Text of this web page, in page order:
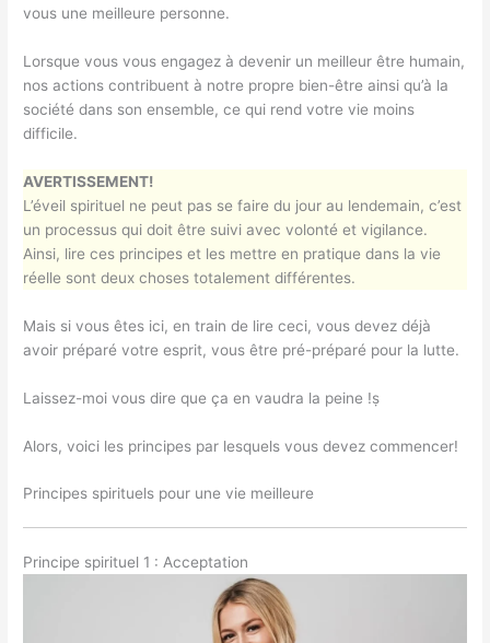
vous une meilleure personne.
Lorsque vous vous engagez à devenir un meilleur être humain,
nos actions contribuent à notre propre bien-être ainsi qu’à la
société dans son ensemble, ce qui rend votre vie moins
difficile.
AVERTISSEMENT!
L’éveil spirituel ne peut pas se faire du jour au lendemain, c’est
un processus qui doit être suivi avec volonté et vigilance.
Ainsi, lire ces principes et les mettre en pratique dans la vie
réelle sont deux choses totalement différentes.
Mais si vous êtes ici, en train de lire ceci, vous devez déjà
avoir préparé votre esprit, vous être pré-préparé pour la lutte.
Laissez-moi vous dire que ça en vaudra la peine !ṣ
Alors, voici les principes par lesquels vous devez commencer!
Principes spirituels pour une vie meilleure
Principe spirituel 1 : Acceptation